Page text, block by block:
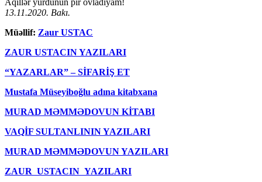
Aqillər yurdunun pir övladıyam!
13.11.2020. Bakı.
Müəllif: Zaur USTAC
ZAUR USTACIN YAZILARI
“YAZARLAR” – SİFARİŞ ET
Mustafa Müseyiboğlu adına kitabxana
MURAD MƏMMƏDOVUN KİTABI
VAQİF SULTANLININ YAZILARI
MURAD MƏMMƏDOVUN YAZILARI
ZAUR USTACIN YAZILARI